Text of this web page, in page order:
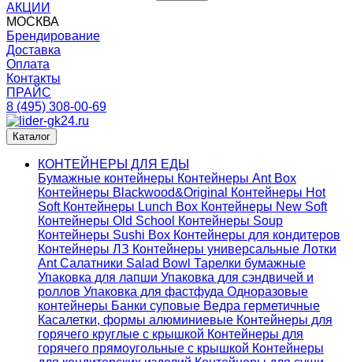
АКЦИИ
МОСКВА
Брендирование
Доставка
Оплата
Контакты
ПРАЙС
8 (495) 308-00-69
Каталог
КОНТЕЙНЕРЫ ДЛЯ ЕДЫ
Бумажные контейнеры Контейнеры Ant Box
Контейнеры Blackwood&Original
Контейнеры Hot
Soft Контейнеры Lunch Box Контейнеры New Soft
Контейнеры Old School Контейнеры Soup
Контейнеры Sushi Box Контейнеры для кондитеров
Контейнеры ЛЗ Контейнеры универсальные Лотки
AntСалатники Salad Bowl Тарелки бумажные
Упаковка для лапши Упаковка для сэндвичей и
роллов Упаковка для фастфуда Одноразовые
контейнеры Банки суповые Ведра герметичные
Касалетки, формы алюминиевые Контейнеры для
горячего круглые с крышкой Контейнеры для
горячего прямоугольные с крышкой Контейнеры